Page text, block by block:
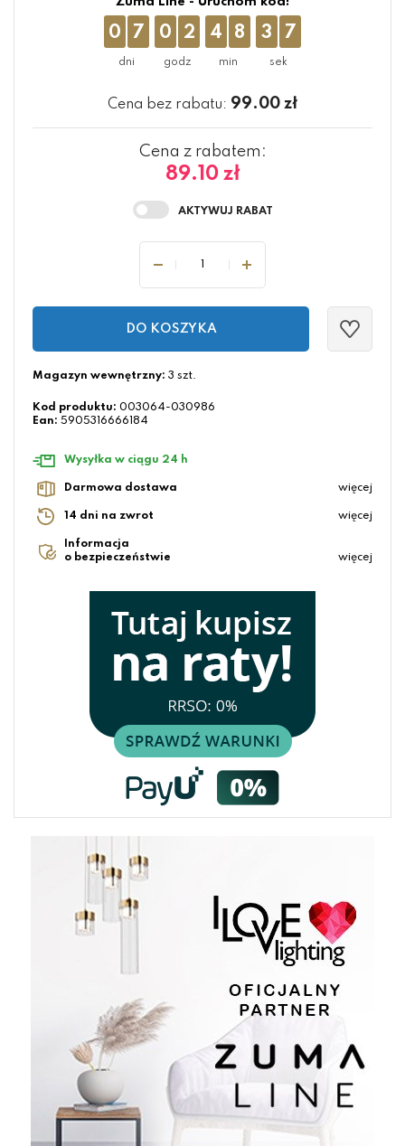
0 7 0 2 4 8 3 6
Cena bez rabatu: 99.00 zł
Cena z rabatem:
89.10 zł
DO KOSZYKA
Magazyn wewnętrzny: 3 szt.
Kod produktu: 003064-030986
Ean: 5905316666184
Wysyłka w ciągu 24 h
Darmowa dostawa więcej
14 dni na zwrot więcej
Informacja
o bezpieczeństwie
więcej